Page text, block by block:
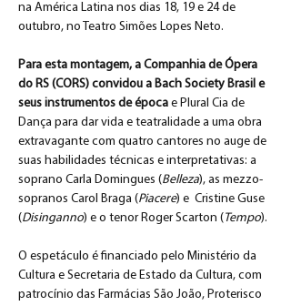
na América Latina nos dias 18, 19 e 24 de
outubro, no Teatro Simões Lopes Neto.
Para esta montagem, a Companhia de Ópera
do RS (CORS) convidou a Bach Society Brasil e
seus instrumentos de época e Plural Cia de
Dança para dar vida e teatralidade a uma obra
extravagante com quatro cantores no auge de
suas habilidades técnicas e interpretativas: a
soprano Carla Domingues (Belleza), as mezzo-
sopranos Carol Braga (Piacere) e  Cristine Guse
(Disinganno) e o tenor Roger Scarton (Tempo).
O espetáculo é financiado pelo Ministério da
Cultura e Secretaria de Estado da Cultura, com
patrocínio das Farmácias São João, Proterisco